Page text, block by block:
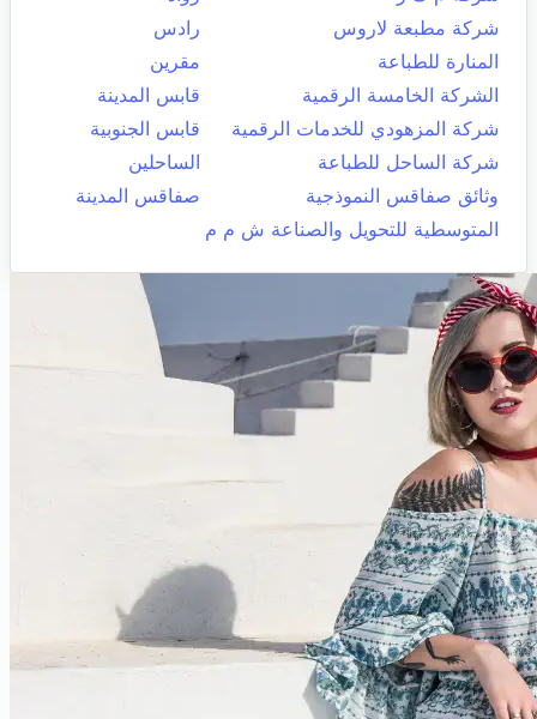
شركة مطبعة لاروس
رادس
المنارة للطباعة
مقرين
الشركة الخامسة الرقمية
قابس المدينة
شركة المزهودي للخدمات الرقمية
قابس الجنوبية
شركة الساحل للطباعة
الساحلين
وثائق صفاقس النموذجية
صفاقس المدينة
المتوسطية للتحويل والصناعة ش م م